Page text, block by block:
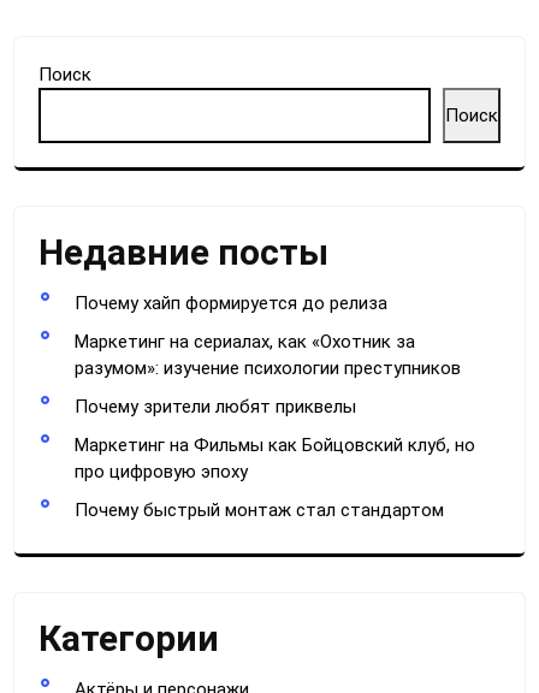
Поиск
Поиск
Недавние посты
Почему хайп формируется до релиза
Маркетинг на сериалах, как «Охотник за
разумом»: изучение психологии преступников
Почему зрители любят приквелы
Маркетинг на Фильмы как Бойцовский клуб, но
про цифровую эпоху
Почему быстрый монтаж стал стандартом
Категории